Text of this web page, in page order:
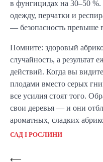
в фунгицидах на 30–50
одежду, перчатки и
— безопасность превыше
Помните: здоровый
случайность, а
действий. Когда вы
плодами вместо серых
все усилия стоят того.
свои деревья — и они
ароматных, сладких
САД І РОСЛИНИ
⟵